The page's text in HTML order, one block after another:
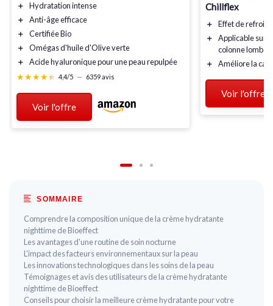
＋ Hydratationintense
＋
Anti-âgeefficace
＋
Certifiée Bio
＋
Omégas d'huile d'Oliveverte
＋
Acide hyaluroniquepour une peau repulpée
★★★★★
★★★★★ 4,4/5 — 6359 avis
Voir l'offre
Chillflex
＋ Effet de
＋
Applicable sur
colonne
＋
Améliore la
Voir l'offre
SOMMAIRE
Comprendre la composition unique de la crème hydratante
nighttime de Bioeffect
Les avantages d'une routine de soin nocturne
L'impact des facteurs environnementaux sur la peau
Les innovations technologiques dans les soins de la peau
Témoignages et avis des utilisateurs de la crème hydratante
nighttime de Bioeffect
Conseils pour choisir la meilleure crème hydratante pour votre